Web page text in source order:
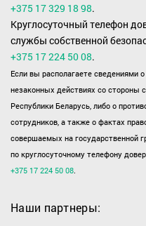
+375 17 329 18 98.
Круглосуточный телефон
службы собственной
+375 17 224 50 08.
Если вы располагаете сведениями
незаконных действиях со стороны
Республики Беларусь, либо о
сотрудников, а также о фактах
совершаемых на государственной
по круглосуточному телефону
+375 17 224 50 08.
Наши партнеры: